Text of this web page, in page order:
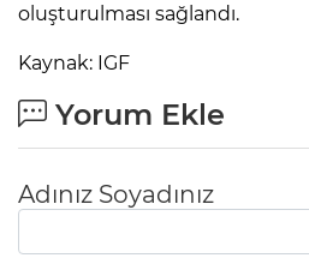
oluşturulması sağlandı.
Kaynak: IGF
Yorum Ekle
Adınız Soyadınız